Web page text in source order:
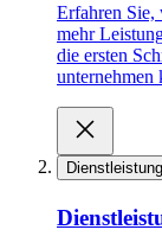
Erfahren Sie,
mehr
die ersten
unternehmen